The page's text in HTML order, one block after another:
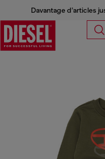
Davantage d’articles